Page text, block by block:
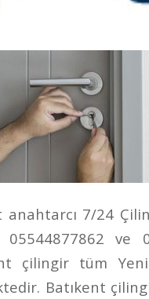
anahtarcı 7/24
05544877862 ve
çilingir tüm
Batıkent